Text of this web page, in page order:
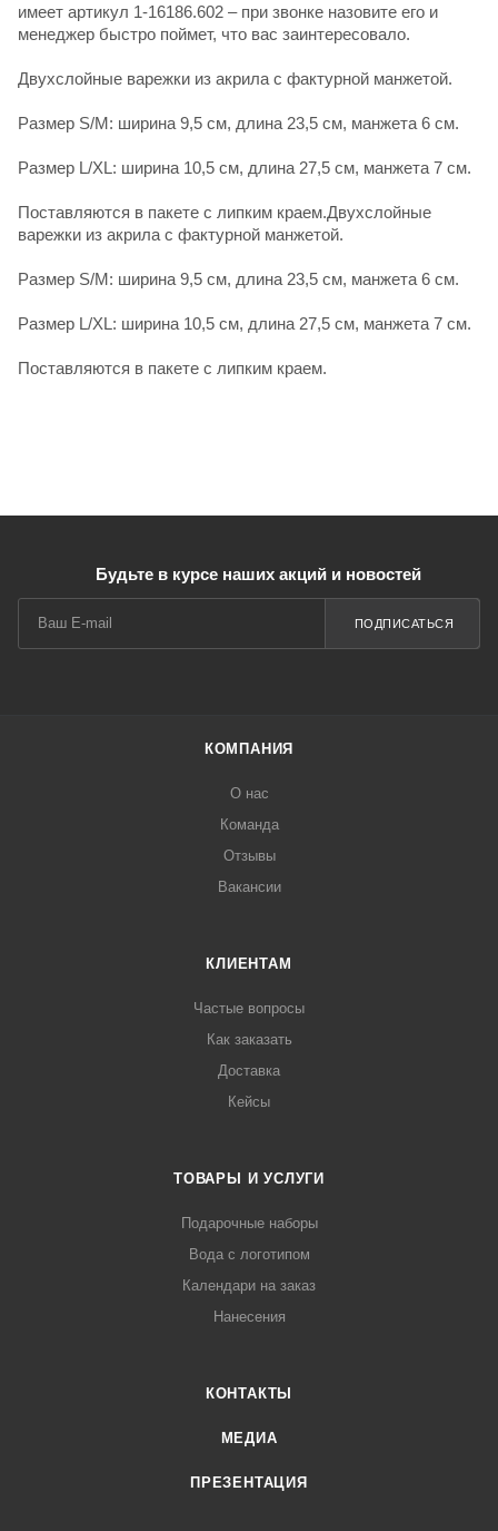
имеет артикул 1-16186.602 – при звонке назовите его и
менеджер быстро поймет, что вас заинтересовало.
Двухслойные варежки из акрила с фактурной манжетой.
Размер S/M: ширина 9,5 см, длина 23,5 см, манжета 6 см.
Размер L/XL: ширина 10,5 см, длина 27,5 см, манжета 7 см.
Поставляются в пакете с липким краем.Двухслойные
варежки из акрила с фактурной манжетой.
Размер S/M: ширина 9,5 см, длина 23,5 см, манжета 6 см.
Размер L/XL: ширина 10,5 см, длина 27,5 см, манжета 7 см.
Поставляются в пакете с липким краем.
Будьте в курсе наших акций и новостей
ПОДПИСАТЬСЯ
КОМПАНИЯ
О нас
Команда
Отзывы
Вакансии
КЛИЕНТАМ
Частые вопросы
Как заказать
Доставка
Кейсы
ТОВАРЫ И УСЛУГИ
Подарочные наборы
Вода с логотипом
Календари на заказ
Нанесения
КОНТАКТЫ
МЕДИА
ПРЕЗЕНТАЦИЯ